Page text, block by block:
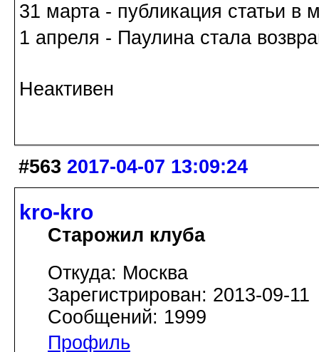
31 марта - публикация статьи в
1 апреля - Паулина стала
Неактивен
#563 2017-04-07 13:09:24
kro-kro
Старожил клуба
Откуда: Москва
Зарегистрирован: 2013-09-11
Сообщений: 1999
Профиль